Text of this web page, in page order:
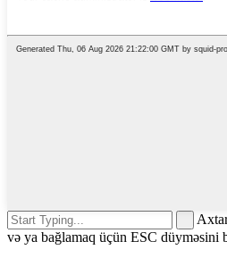
və ya bağlamaq üçün ESC düyməsini